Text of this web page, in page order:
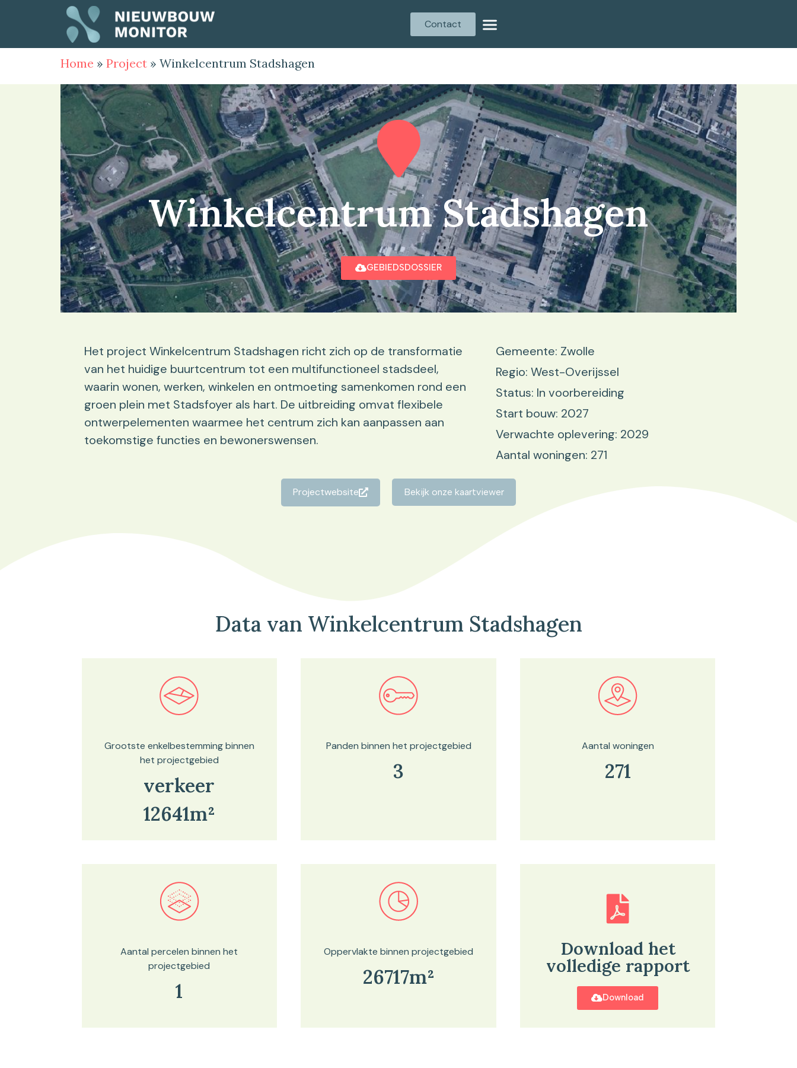
Contact
Home » Project » Winkelcentrum Stadshagen
Winkelcentrum Stadshagen
GEBIEDSDOSSIER
Het project Winkelcentrum Stadshagen richt zich op de transformatie
van het huidige buurtcentrum tot een multifunctioneel stadsdeel,
waarin wonen, werken, winkelen en ontmoeting samenkomen rond een
groen plein met Stadsfoyer als hart. De uitbreiding omvat flexibele
ontwerpelementen waarmee het centrum zich kan aanpassen aan
toekomstige functies en bewonerswensen.
Gemeente: Zwolle
Regio: West-Overijssel
Status: In voorbereiding
Start bouw: 2027
Verwachte oplevering: 2029
Aantal woningen: 271
Projectwebsite Bekijk onze kaartviewer
Data van Winkelcentrum Stadshagen
Bekijk in onze kaartviewer
Grootste enkelbestemming binnen
het projectgebied
verkeer
12641m²
Bekijk in onze kaartviewer
Panden binnen het projectgebied
3
Bekijk in onze kaartviewer
Aantal woningen
271
Bekijk in onze kaartviewer
Aantal percelen binnen het
projectgebied
1
Bekijk in onze kaartviewer
Oppervlakte binnen projectgebied
26717m²
Download het
volledige rapport
Download